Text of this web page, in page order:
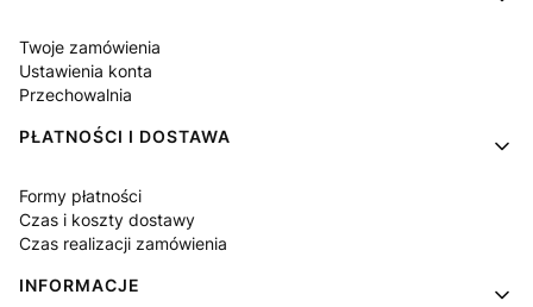
Twoje zamówienia
Ustawienia konta
Przechowalnia
PŁATNOŚCI I DOSTAWA
Formy płatności
Czas i koszty dostawy
Czas realizacji zamówienia
INFORMACJE